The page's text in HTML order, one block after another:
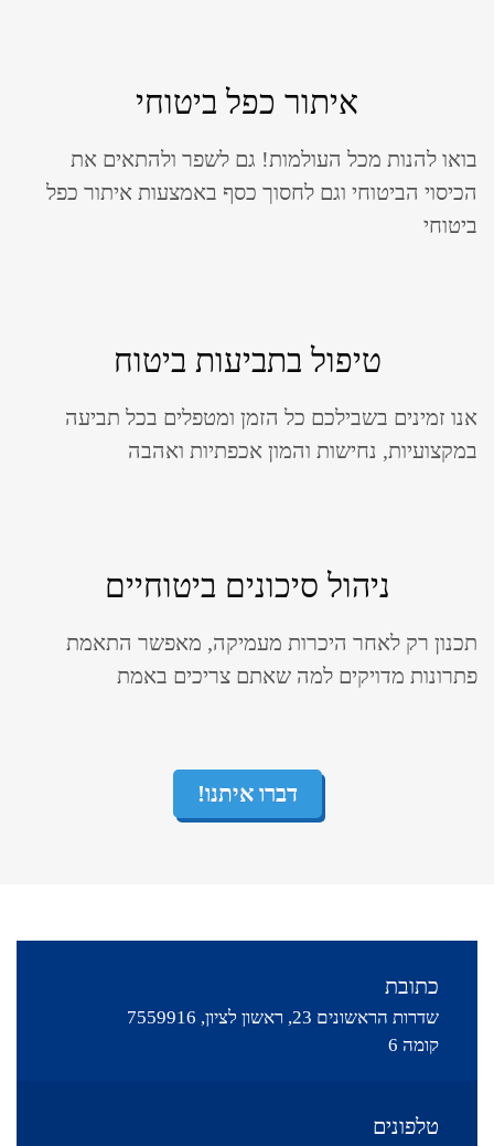
איתור כפל ביטוחי
בואו להנות מכל העולמות! גם לשפר ולהתאים את
הכיסוי הביטוחי וגם לחסוך כסף באמצעות איתור כפל
ביטוחי
טיפול בתביעות ביטוח
אנו זמינים בשבילכם כל הזמן ומטפלים בכל תביעה
במקצועיות, נחישות והמון אכפתיות ואהבה
ניהול סיכונים ביטוחיים
תכנון רק לאחר היכרות מעמיקה, מאפשר התאמת
פתרונות מדויקים למה שאתם צריכים באמת
דברו איתנו!
כתובת
שדרות הראשונים 23, ראשון לציון, 7559916
קומה 6
טלפונים